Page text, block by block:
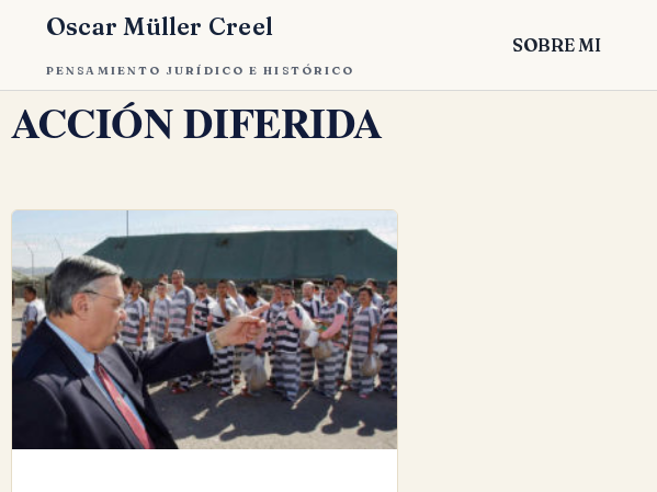
Oscar Müller Creel
PENSAMIENTO JURÍDICO E HISTÓRICO
SOBRE MI
ACCIÓN DIFERIDA